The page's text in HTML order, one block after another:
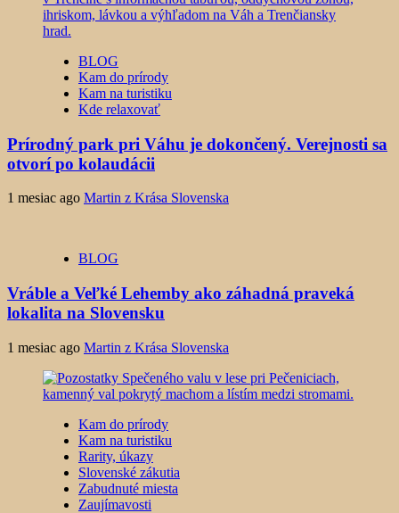
BLOG
Kam do prírody
Kam na turistiku
Kde relaxovať
Prírodný park pri Váhu je dokončený. Verejnosti sa
otvorí po kolaudácii
1 mesiac ago Martin z Krása Slovenska
BLOG
Vráble a Veľké Lehemby ako záhadná praveká
lokalita na Slovensku
1 mesiac ago Martin z Krása Slovenska
Kam do prírody
Kam na turistiku
Rarity, úkazy
Slovenské zákutia
Zabudnuté miesta
Zaujímavosti